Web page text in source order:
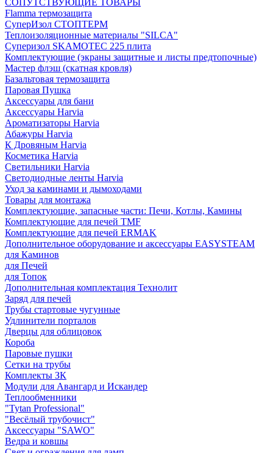
СОПУТСТВУЮЩИЕ ТОВАРЫ
Flamma термозащита
СуперИзол СТОПТЕРМ
Теплоизоляционные материалы "SILCA"
Суперизол SKAMOTEC 225 плита
Комплектующие (экраны защитные и листы предтопочные)
Мастер флэш (скатная кровля)
Базальтовая термозащита
Паровая Пушка
Аксессуары для бани
Аксессуары Harvia
Ароматизаторы Harvia
Абажуры Harvia
К Дровяным Harvia
Косметика Harvia
Светильники Harvia
Светодиодные ленты Harvia
Уход за каминами и дымоходами
Товары для монтажа
Комплектующие, запасные части: Печи, Котлы, Камины
Комплектующие для печей TMF
Комплектующие для печей ERMAK
Дополнительное оборудование и аксессуары EASYSTEAM
для Каминов
для Печей
для Топок
Дополнительная комплектация Технолит
Заряд для печей
Трубы стартовые чугунные
Удлинители порталов
Дверцы для облицовок
Короба
Паровые пушки
Сетки на трубы
Комплекты ЗК
Модули для Авангард и Искандер
Теплообменники
"Tytan Professional"
"Весёлый трубочист"
Аксессуары "SAWO"
Ведра и ковшы